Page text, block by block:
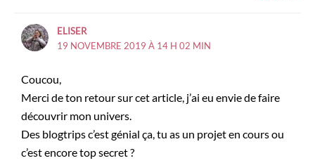
ELISER
19 NOVEMBRE 2019 À 14 H 02 MIN
Coucou,
Merci de ton retour sur cet article, j’ai eu envie de faire
découvrir mon univers.
Des blogtrips c’est génial ça, tu as un projet en cours ou
c’est encore top secret ?